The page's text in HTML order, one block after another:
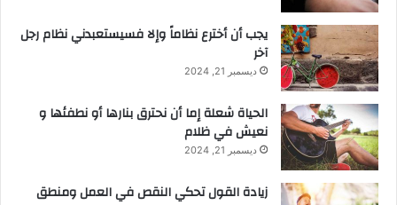
يجب أن أخترع نظاماً وإلا فسيستعبدني نظام رجل
آخر
ديسمبر 21, 2024
الحياة شعلة إما أن نحترق بنارها أو نطفئها و
نعيش في ظلام
ديسمبر 21, 2024
زيادة القول تحكي النقص في العمل ومنطق